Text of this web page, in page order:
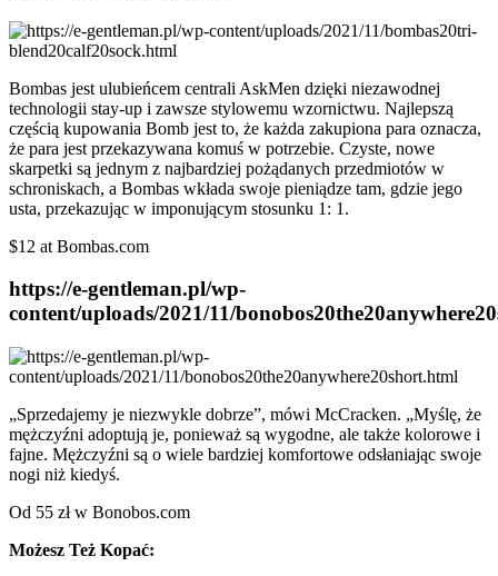
Bombas jest ulubieńcem centrali AskMen dzięki niezawodnej
technologii stay-up i zawsze stylowemu wzornictwu. Najlepszą
częścią kupowania Bomb jest to, że każda zakupiona para oznacza,
że para jest przekazywana komuś w potrzebie. Czyste, nowe
skarpetki są jednym z najbardziej pożądanych przedmiotów w
schroniskach, a Bombas wkłada swoje pieniądze tam, gdzie jego
usta, przekazując w imponującym stosunku 1: 1.
$12 at Bombas.com
https://e-gentleman.pl/wp-
content/uploads/2021/11/
„Sprzedajemy je niezwykle dobrze”, mówi McCracken. „Myślę, że
mężczyźni adoptują je, ponieważ są wygodne, ale także kolorowe i
fajne. Mężczyźni są o wiele bardziej komfortowe odsłaniając swoje
nogi niż kiedyś.
Od 55 zł w Bonobos.com
Możesz Też Kopać: